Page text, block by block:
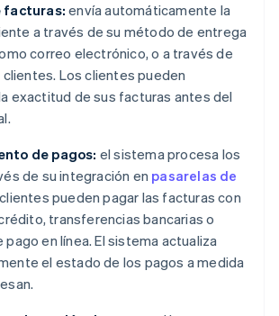
facturas:envía automáticamente la
a través de su método de entrega
correo electrónico, o a través de
Los clientes pueden
exactitud de sus facturas antes del
de pagos: el sistema procesa los
de su integración en pasarelas de
pueden pagar las facturas con
transferencias bancarias o
en línea. El sistema actualiza
el estado de los pagos a medida